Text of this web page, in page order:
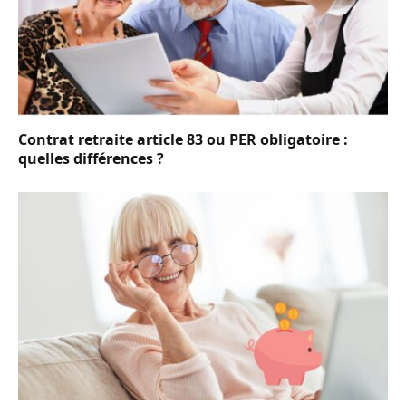
Contrat retraite article 83 ou PER obligatoire :
quelles différences ?